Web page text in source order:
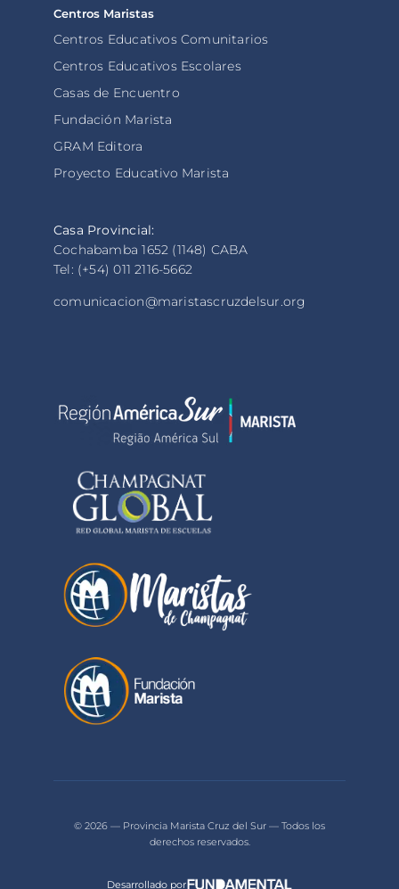
Centros Maristas
Centros Educativos Comunitarios
Centros Educativos Escolares
Casas de Encuentro
Fundación Marista
GRAM Editora
Proyecto Educativo Marista
Casa Provincial:
Cochabamba 1652 (1148) CABA
Tel: (+54) 011 2116-5662
comunicacion@maristascruzdelsur.org
© 2026 — Provincia Marista Cruz del Sur — Todos los
derechos reservados.
Desarrollado por